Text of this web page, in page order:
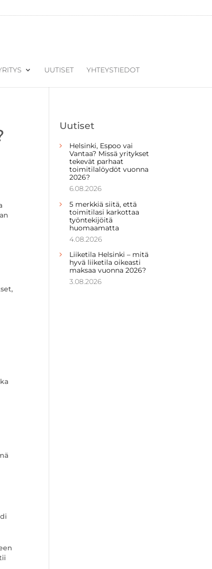
UUTISET YHTEYSTIEDOT
Uutiset
Helsinki, Espoo vai
Vantaa? Missä yritykset
tekevät parhaat
toimitilalöydöt vuonna
2026?
6.08.2026
5 merkkiä siitä, että
toimitilasi karkottaa
työntekijöitä
huomaamatta
4.08.2026
Liiketila Helsinki – mitä
hyvä liiketila oikeasti
maksaa vuonna 2026?
3.08.2026